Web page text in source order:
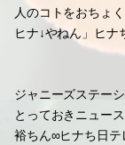
『レイティング』
「簡単に言えば!!
ヒナちのあだ名が『
「あだ名が学生ノ